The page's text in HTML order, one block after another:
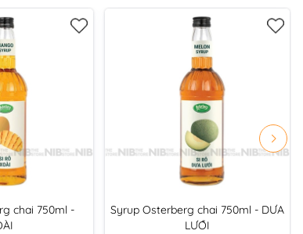
chai 750ml -
Syrup Osterberg chai 750ml - DƯA
LƯỚI